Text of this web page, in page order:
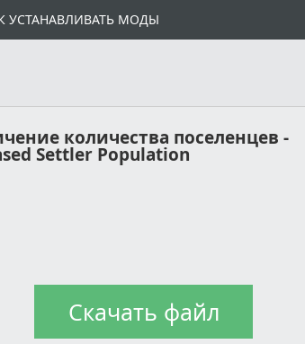
УСТАНАВЛИВАТЬ МОДЫ
количества поселенцев -
Settler Population
Скачать файл